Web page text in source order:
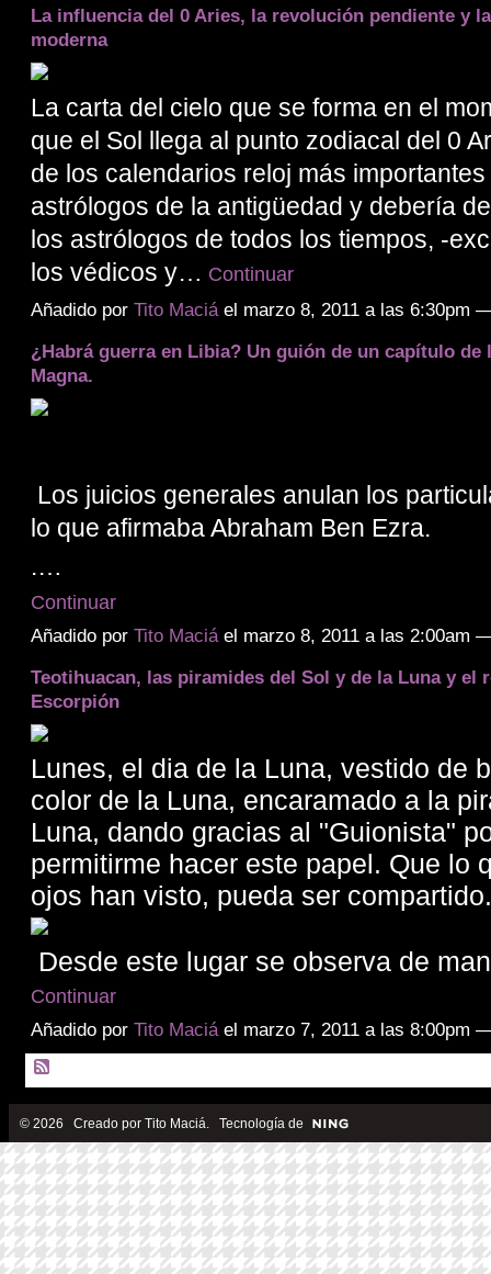
La influencia del 0 Aries, la revolución pendiente y
moderna
La carta del cielo que se forma en el
que el Sol llega al punto zodiacal del 0
de los calendarios reloj más
astrólogos de la antigüedad y debería
los astrólogos de todos los tiempos, -
los védicos y… Continuar
Añadido por Tito Maciáel marzo 8, 2011 a las 6:30pm
¿Habrá guerra en Libia? Un guión de un capítulo de
Magna.
Los juicios generales anulan los
lo que afirmaba Abraham Ben Ezra.
.…
Continuar
Añadido por Tito Maciáel marzo 8, 2011 a las 2:00am
Teotihuacan, las piramides del Sol y de la Luna y el
Escorpión
Lunes, el dia de la Luna, vestido de
color de la Luna, encaramado a la
Luna, dando gracias al "Guionista"
permitirme hacer este papel. Que lo
ojos han visto, pueda ser compartido.
Desde este lugar se observa de
Continuar
Añadido por Tito Maciáel marzo 7, 2011 a las 8:00pm
© 2026 Creado por Tito Maciá. Tecnología de